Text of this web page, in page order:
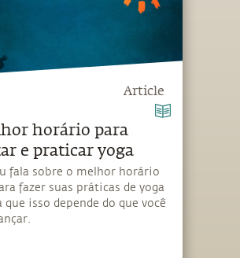
Article
horário para
e praticar yoga
fala sobre o melhor horário
fazer suas práticas de yoga
que isso depende do que você